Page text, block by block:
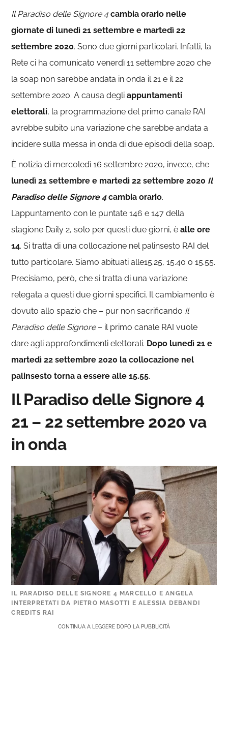
Il Paradiso delle Signore 4 cambia orario nelle
giornate di lunedì 21 settembre e martedì 22
settembre 2020. Sono due giorni particolari. Infatti, la
Rete ci ha comunicato venerdì 11 settembre 2020 che
la soap non sarebbe andata in onda il 21 e il 22
settembre 2020. A causa degliappuntamenti
elettorali, la programmazione del primo canale RAI
avrebbe subito una variazione che sarebbe andata a
incidere sulla messa in onda di due episodi della soap.
È notizia di mercoledì 16 settembre 2020, invece, che
lunedì 21 settembre e martedì 22 settembre 2020 Il
Paradiso delle Signore 4cambia orario.
L’appuntamento con le puntate 146 e 147 della
stagione Daily 2, solo per questi due giorni, èalle ore
14. Si tratta di una collocazione nel palinsesto RAI del
tutto particolare. Siamo abituati alle15.25, 15.40 o 15.55.
Precisiamo, però, che si tratta di una variazione
relegata a questi due giorni specifici. Il cambiamento è
dovuto allo spazio che – pur non sacrificando Il
Paradiso delle Signore– il primo canale RAI vuole
dare agli approfondimenti elettorali. Dopo lunedì 21 e
martedì 22 settembre 2020 la collocazione nel
palinsesto torna a essere alle 15.55.
Il Paradiso delle Signore 4
21 – 22 settembre 2020 va
in onda
IL PARADISO DELLE SIGNORE 4 MARCELLO E ANGELA
INTERPRETATI DA PIETRO MASOTTI E ALESSIA DEBANDI
CREDITS RAI
CONTINUA A LEGGERE DOPO LA PUBBLICITÀ